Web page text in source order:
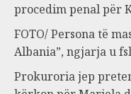
procedim penal për
FOTO/ Persona të
Albania”, ngjarja u
Prokuroria jep